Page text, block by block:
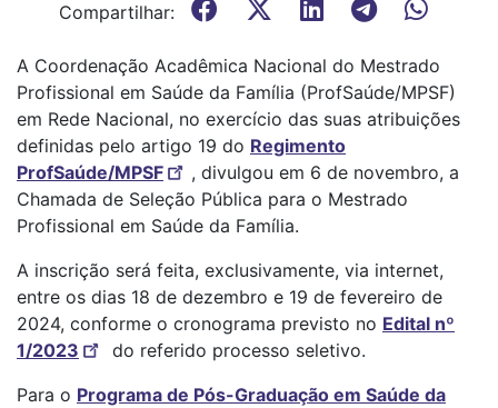
Compartilhar:
A Coordenação Acadêmica Nacional do Mestrado
Profissional em Saúde da Família (ProfSaúde/MPSF)
em Rede Nacional, no exercício das suas atribuições
definidas pelo artigo 19 do Regimento
ProfSaúde/MPSF
, divulgou em 6 de novembro, a
Chamada de Seleção Pública para o Mestrado
Profissional em Saúde da Família.
A inscrição será feita, exclusivamente, via internet,
entre os dias 18 de dezembro e 19 de fevereiro de
2024, conforme o cronograma previsto no Edital nº
1/2023
do referido processo seletivo.
Para o Programa de Pós-Graduação em Saúde da